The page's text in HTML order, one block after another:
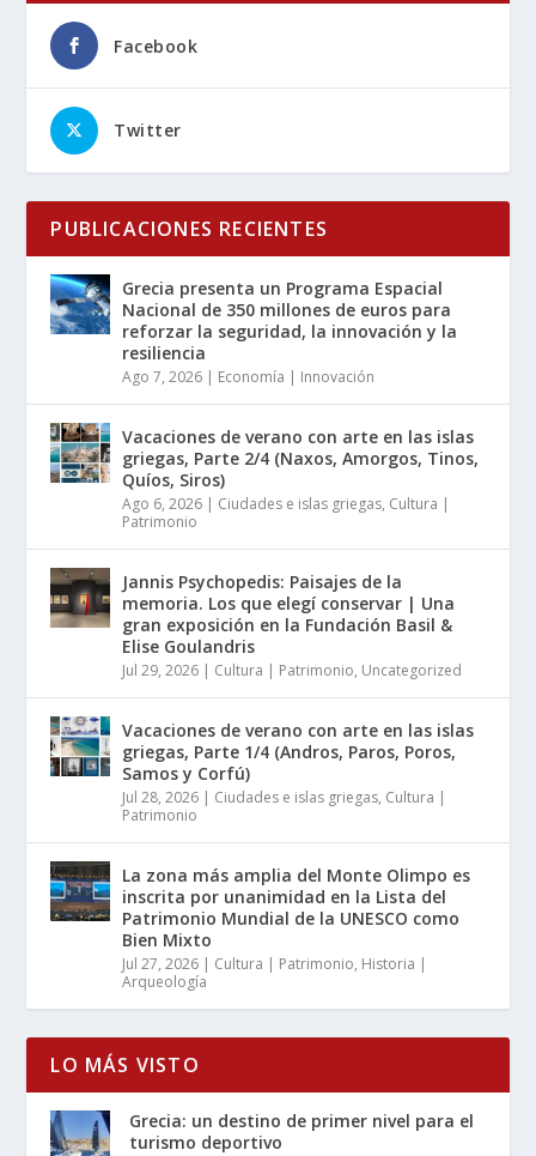
Facebook
Twitter
PUBLICACIONES RECIENTES
Grecia presenta un Programa Espacial
Nacional de 350 millones de euros para
reforzar la seguridad, la innovación y la
resiliencia
Ago 7, 2026 | Economía | Innovación
Vacaciones de verano con arte en las islas
griegas, Parte 2/4 (Naxos, Amorgos, Tinos,
Quíos, Siros)
Ago 6, 2026 | Ciudades e islas griegas, Cultura |
Patrimonio
Jannis Psychopedis: Paisajes de la
memoria. Los que elegí conservar | Una
gran exposición en la Fundación Basil &
Elise Goulandris
Jul 29, 2026 | Cultura | Patrimonio, Uncategorized
Vacaciones de verano con arte en las islas
griegas, Parte 1/4 (Andros, Paros, Poros,
Samos y Corfú)
Jul 28, 2026 | Ciudades e islas griegas, Cultura |
Patrimonio
La zona más amplia del Monte Olimpo es
inscrita por unanimidad en la Lista del
Patrimonio Mundial de la UNESCO como
Bien Mixto
Jul 27, 2026 | Cultura | Patrimonio, Historia |
Arqueología
LO MÁS VISTO
Grecia: un destino de primer nivel para el
turismo deportivo